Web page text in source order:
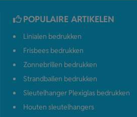
POPULAIRE ARTIKELEN
Linialen bedrukken
Frisbees bedrukken
Zonnebrillen bedrukken
Strandballen bedrukken
Sleutelhanger Plexiglas bedrukken
Houten sleutelhangers